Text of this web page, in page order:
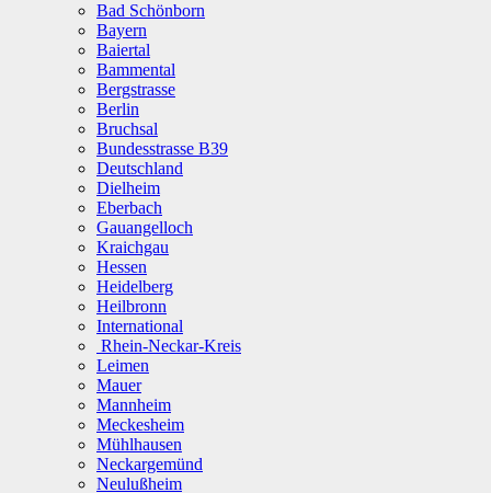
Bad Schönborn
Bayern
Baiertal
Bammental
Bergstrasse
Berlin
Bruchsal
Bundesstrasse B39
Deutschland
Dielheim
Eberbach
Gauangelloch
Kraichgau
Hessen
Heidelberg
Heilbronn
International
Rhein-Neckar-Kreis
Leimen
Mauer
Mannheim
Meckesheim
Mühlhausen
Neckargemünd
Neulußheim